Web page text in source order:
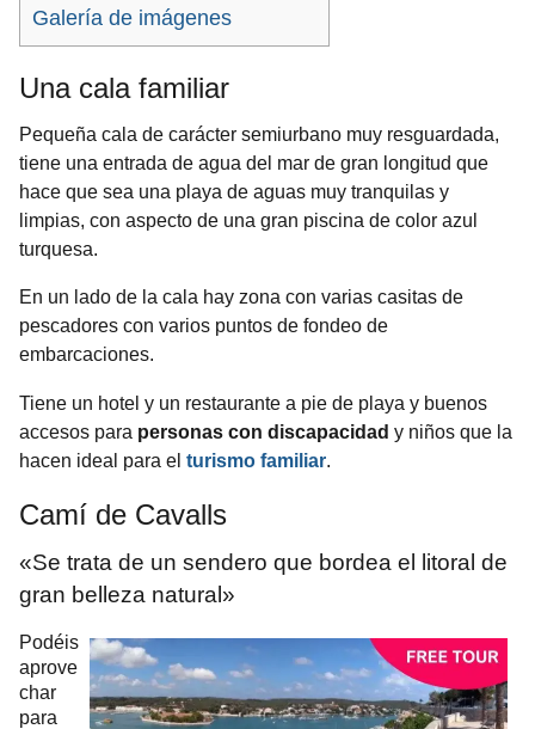
Galería de imágenes
Una cala familiar
Pequeña cala de carácter semiurbano muy resguardada,
tiene una entrada de agua del mar de gran longitud que
hace que sea una playa de aguas muy tranquilas y
limpias, con aspecto de una gran piscina de color azul
turquesa.
En un lado de la cala hay zona con varias casitas de
pescadores con varios puntos de fondeo de
embarcaciones.
Tiene un hotel y un restaurante a pie de playa y buenos
accesos para personas con discapacidad y niños que la
hacen ideal para el turismo familiar.
Camí de Cavalls
«Se trata de un sendero que bordea el litoral de
gran belleza natural»
Podéis
aprove
char
para